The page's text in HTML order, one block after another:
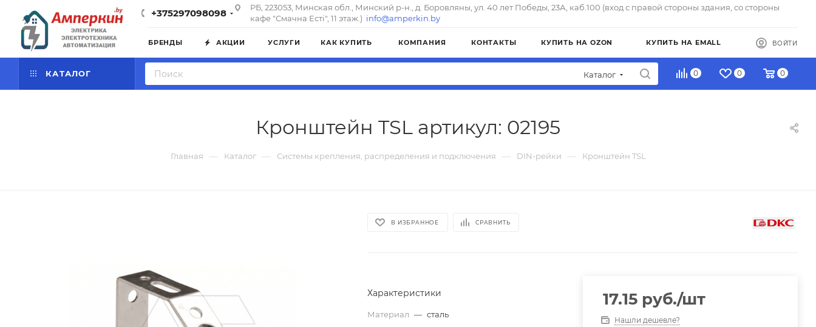
+375297098098
РБ, 223053, Минская обл., Минский р-н., д. Боровляны, ул. 40 лет Победы, 23А, каб.100 (вход с правой стороны здания, со стороны
кафе "Смачна Естi", 11 этаж.) info@amperkin.by
БРЕНДЫ АКЦИИ УСЛУГИ КАК КУПИТЬ КОМПАНИЯ КОНТАКТЫ КУПИТЬ НА OZON КУПИТЬ НА EMALL ВОЙТИ
КАТАЛОГ Каталог 0 0 0
Кронштейн TSL артикул: 02195
Главная — Каталог — Системы крепления, распределения и подключения — DIN-рейки — Кронштейн TSL
В ИЗБРАННОЕ СРАВНИТЬ
Характеристики
Материал — сталь
17.15руб./шт
Нашли дешевле?